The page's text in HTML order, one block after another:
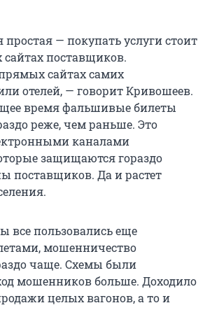
— покупать услуги стоит
поставщиков.
сайтах самих
отелей, — говорит Кривошеев.
время фальшивые билеты
реже, чем раньше. Это
каналами
защищаются гораздо
поставщиков. Да и растет
все пользовались еще
мошенничество
чаще. Схемы были
мошенников больше. Доходило
целых вагонов, а то и